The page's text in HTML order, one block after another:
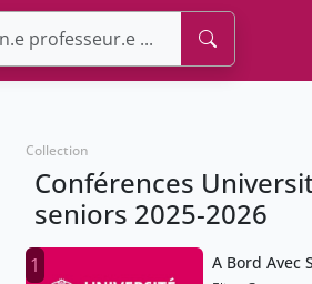
Collection
Conférences
seniors 2025-2026
1 A Bord Avec